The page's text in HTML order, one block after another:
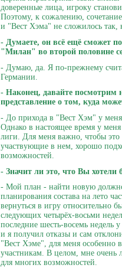
доверенные лица, игроку
Поэтому, к сожалению,
и "Вест Хэма" не сложилось так,
- Думаете, он всё ещё сможет
"Милан" во второй половине
- Думаю, да. Я по-прежнему
Германии.
- Наконец, давайте посмотрим
представление о том, куда
- До прихода в "Вест Хэм" у меня
Однако в настоящее время у
лиги. Для меня важно, чтобы
участвующие в нем, хорошо
возможностей.
- Значит ли это, что Вы хотели
- Мой план - найти новую
планирования состава на лето
вернуться в игру относительно
следующих четырёх-восьми
последние шесть-восемь недель
и я получил отказы и сам
"Вест Хэме", для меня особенно
участникам. В целом, мне очень
для многих возможностей.